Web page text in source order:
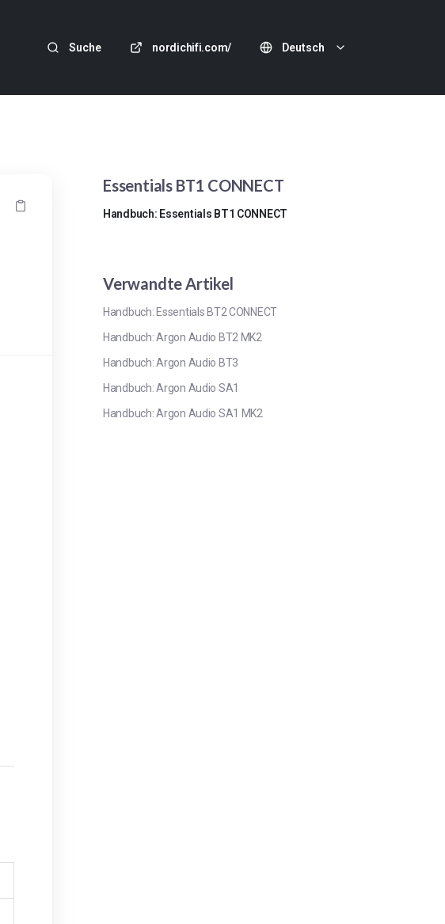
Suche nordichifi.com/ Deutsch
Essentials BT1 CONNECT
Handbuch: Essentials BT1 CONNECT
Verwandte Artikel
Handbuch: Essentials BT2 CONNECT
Handbuch: Argon Audio BT2 MK2
Handbuch: Argon Audio BT3
Handbuch: Argon Audio SA1
Handbuch: Argon Audio SA1 MK2